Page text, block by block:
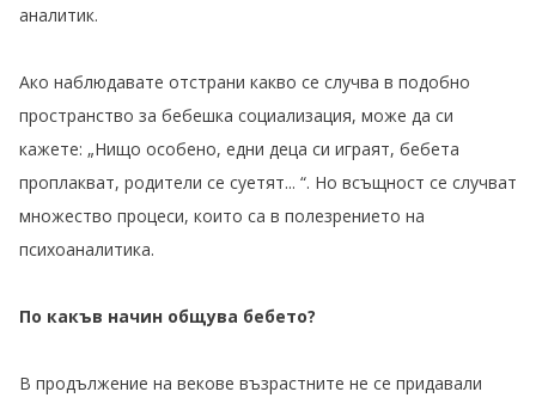
аналитик.
Ако наблюдавате отстрани какво се случва в подобно
пространство за бебешка социализация, може да си
кажете: „Нищо особено, едни деца си играят, бебета
проплакват, родители се суетят... “. Но всъщност се случват
множество процеси, които са в полезрението на
психоаналитика.
По какъв начин общува бебето?
В продължение на векове възрастните не се придавали